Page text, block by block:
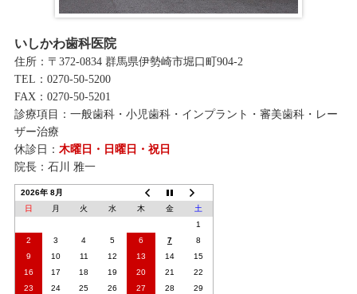
いしかわ歯科医院
住所：〒372-0834 群馬県伊勢崎市堀口町904-2
TEL：0270-50-5200
FAX：0270-50-5201
診療項目：一般歯科・小児歯科・インプラント・審美歯科・レー
ザー治療
休診日： 木曜日・日曜日・祝日
院長：石川 雅一
2026年 8月
日
月 火 水 木 金
土
1
2
3 4 5 6 7
8
9
10 11 12 13 14
15
16
17 18 19 20 21
22
23
24 25 26 27 28
29